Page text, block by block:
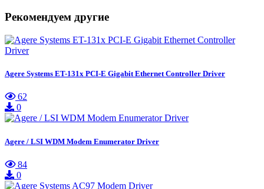
Рекомендуем другие
Agere Systems ET-131x PCI-E Gigabit Ethernet Controller Driver
62
0
Agere / LSI WDM Modem Enumerator Driver
84
0